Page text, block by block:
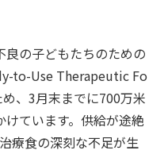
の子どもたちのための
to-Use Therapeutic Fo
、3月末までに700万米
ています。供給が途絶
療食の深刻な不足が生